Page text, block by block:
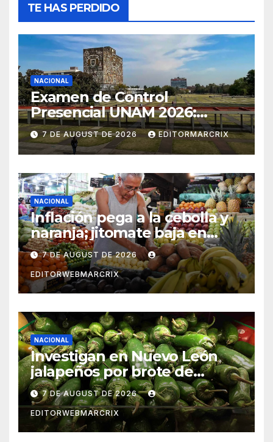
TE HAS PERDIDO
NACIONAL
Examen de Control
Presencial UNAM 2026:
aspirantes ya pueden
consultar fecha, sede y
horario
7 DE AUGUST DE 2026 EDITORMARCRIX
NACIONAL
Inflación pega a la cebolla y
naranja; jitomate baja en
México
7 DE AUGUST DE 2026
EDITORWEBMARCRIX
NACIONAL
Investigan en Nuevo León
jalapeños por brote de
salmonela en Estados Unidos
7 DE AUGUST DE 2026
EDITORWEBMARCRIX